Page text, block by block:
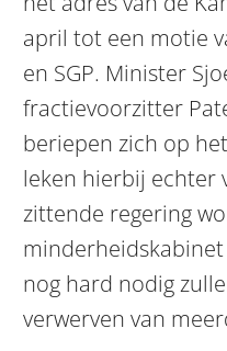
april tot een motie
en SGP. Minister
fractievoorzitter
beriepen zich op
leken hierbij echter
zittende regering
nog hard nodig
verwerven van